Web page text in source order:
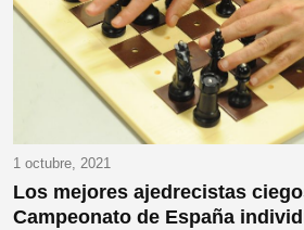
1 octubre, 2021
Los mejores ajedrecistas
Campeonato de España